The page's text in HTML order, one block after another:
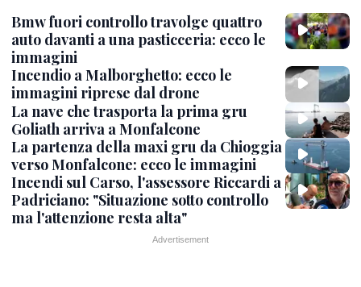
Bmw fuori controllo travolge quattro
auto davanti a una pasticceria: ecco le
immagini
Incendio a Malborghetto: ecco le
immagini riprese dal drone
La nave che trasporta la prima gru
Goliath arriva a Monfalcone
La partenza della maxi gru da Chioggia
verso Monfalcone: ecco le immagini
Incendi sul Carso, l'assessore Riccardi a
Padriciano: "Situazione sotto controllo
ma l'attenzione resta alta"